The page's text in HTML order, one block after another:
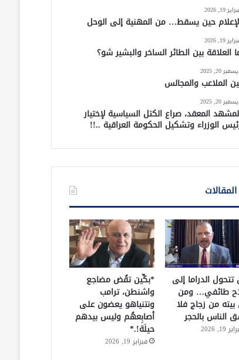
19, 2026
حين يسقط… من المهنية إلى الوحل
19, 2026
العلاقة بين الطائر الساخر والبشير شو؟
20, 2025
الملاعب والمجالس
20, 2025
المعقد، صراع الكتل السياسية لإختيار
الوزراء وتشكيل الحكومة العراقية ..!!
الدراما إلى
طائفي… ومن
بيته من زجاج فلا
الناس بالحجر
19, 2026
*بكِّين تقُض مضاجع
واشنطن، ترامب
ونتنياهو يعضون على
أصابِعهُم وليس بيدهم
حيلَة!.*
فبراير 19, 2026